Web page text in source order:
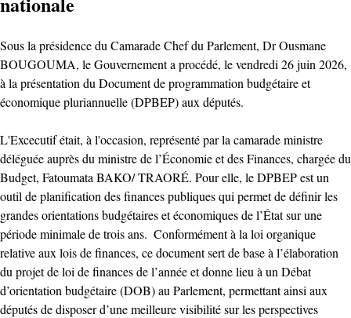
‎Sous la présidence du Camarade Chef du Parlement, Dr Ousmane
BOUGOUMA, le Gouvernement a procédé, le vendredi 26 juin 2026,
à la présentation du Document de programmation budgétaire et
économique pluriannuelle (DPBEP) aux députés.
‎L'Excecutif était, à l'occasion, représenté par la camarade ministre
déléguée auprès du ministre de l’Économie et des Finances, chargée du
Budget, Fatoumata BAKO/ TRAORÉ. Pour elle, le DPBEP est un
outil de planification des finances publiques qui permet de définir les
grandes orientations budgétaires et économiques de l’État sur une
période minimale de trois ans. ‎ ‎Conformément à la loi organique
relative aux lois de finances, ce document sert de base à l’élaboration
du projet de loi de finances de l’année et donne lieu à un Débat
d’orientation budgétaire (DOB) au Parlement, permettant ainsi aux
députés de disposer d’une meilleure visibilité sur les perspectives